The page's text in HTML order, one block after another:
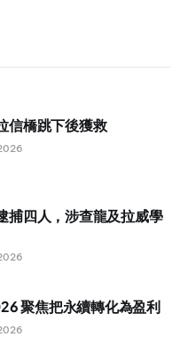
信橋跳下後獲救
捕四人，涉查龍及拉威學
聚焦把永續轉化為盈利